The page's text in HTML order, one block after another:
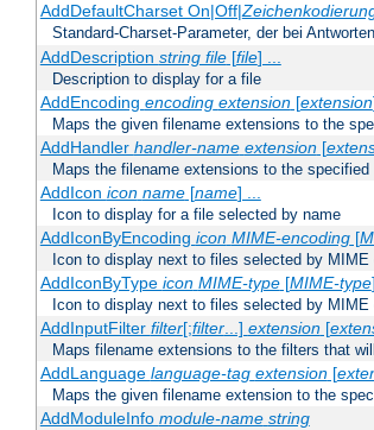
AddDefaultCharset On|Off|
Standard-Charset-Parameter, der bei
AddDescription string file[file] ...
Description to display for a file
AddEncoding encoding extension[extension
Maps the given filename extensions to the
AddHandler handler-name extension[
Maps the filename extensions to the specified
AddIcon icon name[name] ...
Icon to display for a file selected by name
AddIconByEncoding icon MIME-encoding[
Icon to display next to files selected by MIME
AddIconByType icon MIME-type[MIME-type
Icon to display next to files selected by MIME
AddInputFilter filter[;filter...] extension[
Maps filename extensions to the filters that
AddLanguage language-tag extension[
Maps the given filename extension to the
AddModuleInfo module-name string